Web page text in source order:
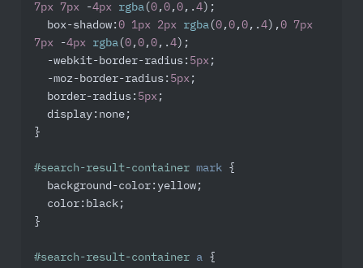
7px
7px -4px rgba (0 ,0 ,0 ,.4);
box-shadow :0 1px 2px rgba (0 ,0 ,0 ,.4),0
7px
7px -4px rgba (0 ,0 ,0 ,.4);
-webkit-border-radius : 5px ;
-moz-border-radius : 5px ;
border-radius : 5px ;
display :none;
}
#search-result-container mark {
background-color :yellow;
color :black;
}
#search-result-container a {